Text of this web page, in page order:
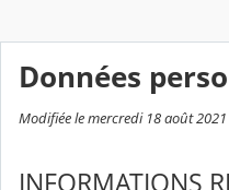
Données
Modifiée le mercredi 18 août